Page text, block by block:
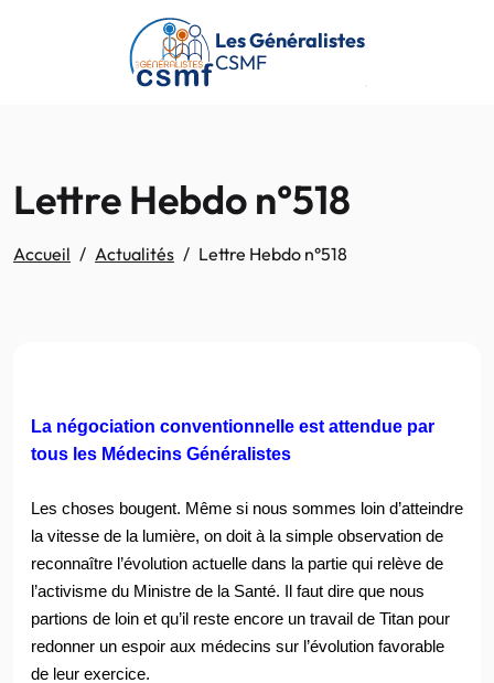
Passer au contenu principal
Les Généralistes
CSMF
Lettre Hebdo n°518
Accueil Actualités Lettre Hebdo n°518
La négociation conventionnelle est attendue par
tous les Médecins Généralistes
Les choses bougent. Même si nous sommes loin d’atteindre
la vitesse de la lumière, on doit à la simple observation de
reconnaître l’évolution actuelle dans la partie qui relève de
l’activisme du Ministre de la Santé. Il faut dire que nous
partions de loin et qu’il reste encore un travail de Titan pour
redonner un espoir aux médecins sur l’évolution favorable
de leur exercice.